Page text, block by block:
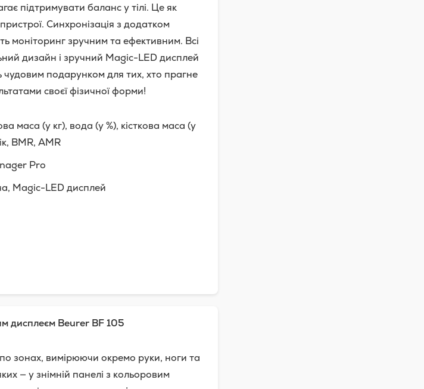
підтримувати баланс у тілі. Це як
Синхронізація з додатком
моніторинг зручним та ефективним. Всі
дизайн і зручний Magic-LED дисплей
чудовим подарунком для тих, хто прагне
своєї фізичної форми!
маса (у кг), вода (у %), кісткова маса (у
BMR, AMR
Pro
Magic-LED дисплей
дисплеєм Beurer BF105
по зонах, вимірюючи окремо руки, ноги та
— у знімній панелі з кольоровим